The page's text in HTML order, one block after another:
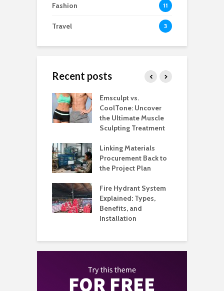
Fashion 11
Travel 3
Recent posts
Emsculpt vs.
CoolTone: Uncover
the Ultimate Muscle
Sculpting Treatment
Linking Materials
Procurement Back to
the Project Plan
Fire Hydrant System
Explained: Types,
Benefits, and
Installation